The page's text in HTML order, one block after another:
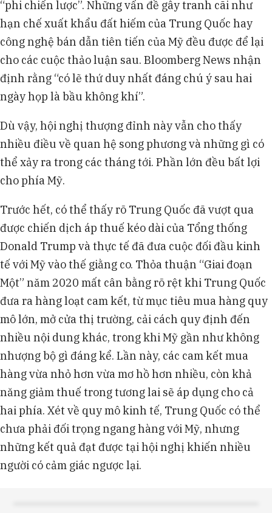
“phi chiến lược”. Những vấn đề gây tranh cãi như
hạn chế xuất khẩu đất hiếm của Trung Quốc hay
công nghệ bán dẫn tiên tiến của Mỹ đều được để lại
cho các cuộc thảo luận sau. Bloomberg News nhận
định rằng “có lẽ thứ duy nhất đáng chú ý sau hai
ngày họp là bầu không khí”.
Dù vậy, hội nghị thượng đỉnh này vẫn cho thấy
nhiều điều về quan hệ song phương và những gì có
thể xảy ra trong các tháng tới. Phần lớn đều bất lợi
cho phía Mỹ.
Trước hết, có thể thấy rõ Trung Quốc đã vượt qua
được chiến dịch áp thuế kéo dài của Tổng thống
Donald Trump và thực tế đã đưa cuộc đối đầu kinh
tế với Mỹ vào thế giằng co. Thỏa thuận “Giai đoạn
Một” năm 2020 mất cân bằng rõ rệt khi Trung Quốc
đưa ra hàng loạt cam kết, từ mục tiêu mua hàng quy
mô lớn, mở cửa thị trường, cải cách quy định đến
nhiều nội dung khác, trong khi Mỹ gần như không
nhượng bộ gì đáng kể. Lần này, các cam kết mua
hàng vừa nhỏ hơn vừa mơ hồ hơn nhiều, còn khả
năng giảm thuế trong tương lai sẽ áp dụng cho cả
hai phía. Xét về quy mô kinh tế, Trung Quốc có thể
chưa phải đối trọng ngang hàng với Mỹ, nhưng
những kết quả đạt được tại hội nghị khiến nhiều
người có cảm giác ngược lại.